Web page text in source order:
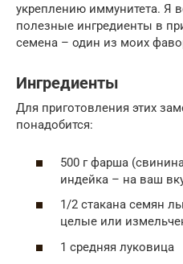
укреплению иммунитета. Я
полезные ингредиенты в
семена – один из моих
Ингредиенты
Для приготовления этих
понадобится:
500 г фарша
индейка – на ваш
1/2 стакана семян
целые или
1 средняя луковица